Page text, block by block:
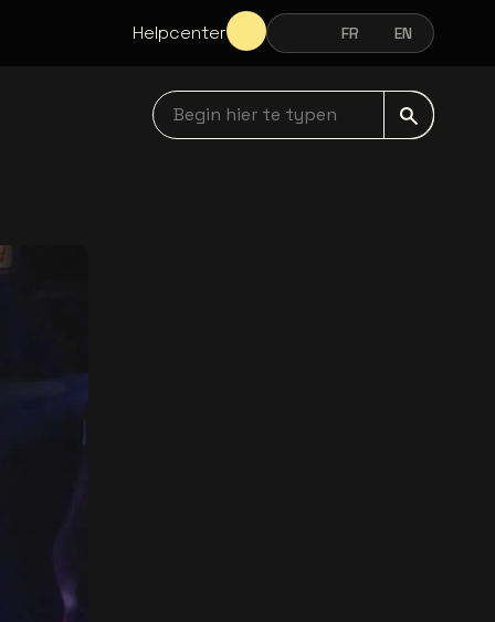
Helpcenter NEDERLANDSFRANÇAIS
FR ENGLISH
EN
Begin hier te typen navbar